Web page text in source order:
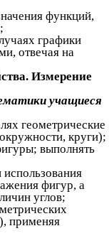
функций,
графики
отвечая на
Измерение
учащиеся
геометрические
круги);
выполнять
фигур, а
углов;
применяя